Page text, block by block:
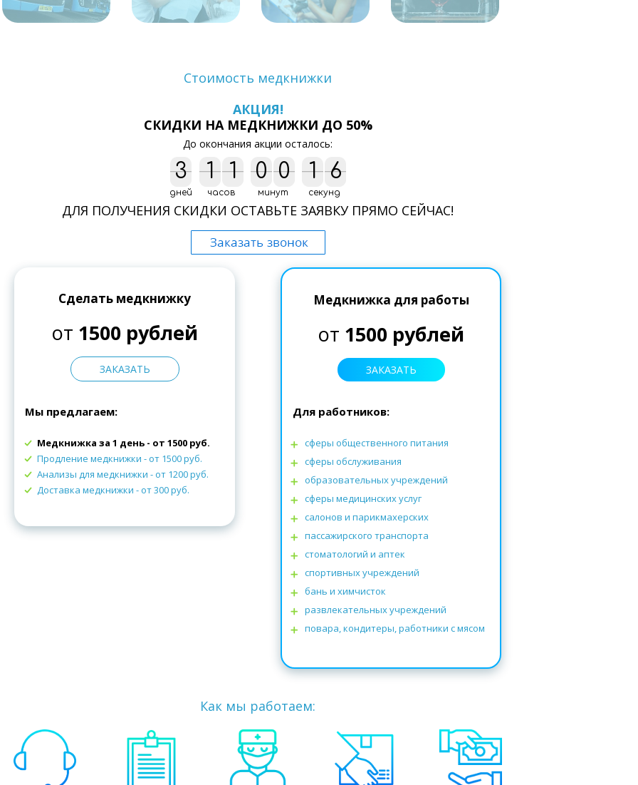
Стоимость медкнижки
АКЦИЯ!
СКИДКИ НА МЕДКНИЖКИ ДО 50%
До окончания акции осталось:
3
3
дней
1
1 1
1
часов
0
0 0
0
минут
2
1
1
2 5
4
4
5
секунд
ДЛЯ ПОЛУЧЕНИЯ СКИДКИ ОСТАВЬТЕ ЗАЯВКУ ПРЯМО СЕЙЧАС!
Сделать медкнижку
от 1500 рублей
ЗАКАЗАТЬ
Мы предлагаем:
Медкнижка за 1 день - от 1500 руб.
Продление медкнижки - от 1500 руб.
Анализы для медкнижки - от 1200 руб.
Доставка медкнижки- от 300 руб.
Медкнижка для работы
от 1500 рублей
ЗАКАЗАТЬ
Для работников:
сферы общественного питания
сферы обслуживания
образовательных учреждений
сферы медицинских услуг
салонов и парикмахерских
пассажирского транспорта
стоматологий и аптек
спортивных учреждений
бань и химчисток
развлекательных учреждений
повара, кондитеры, работники с мясом
Как мы работаем: